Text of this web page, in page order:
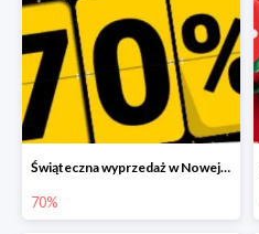
Świąteczna wyprzedaż w Nowej Erze - National Geographic Learning -70%
70%